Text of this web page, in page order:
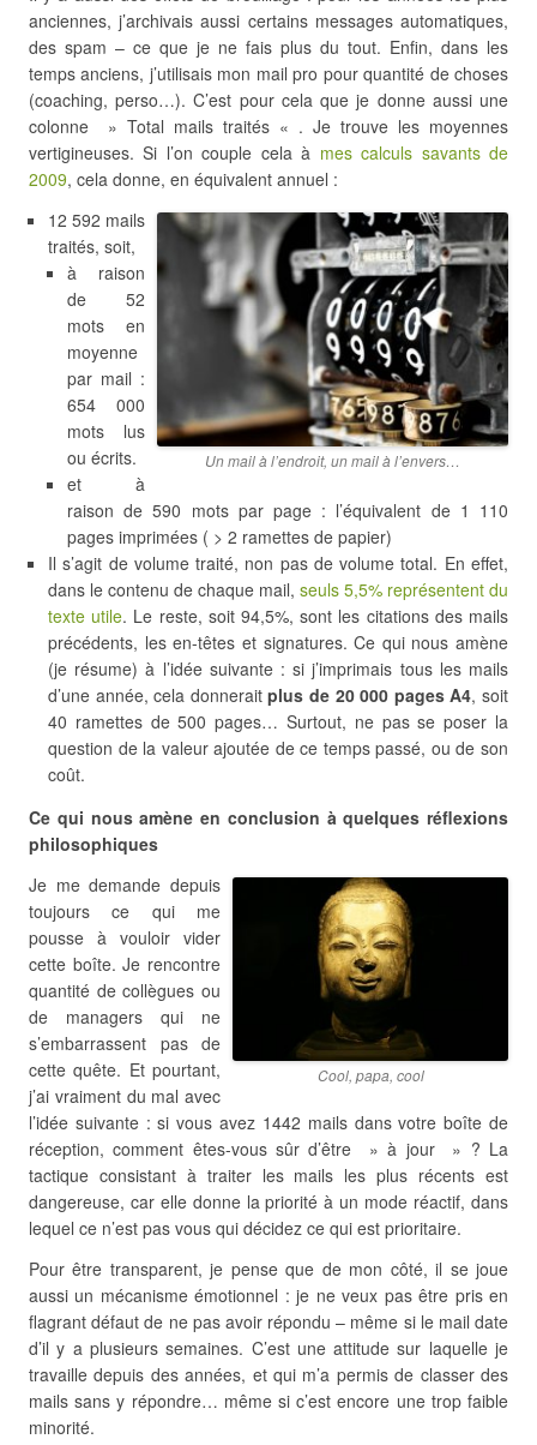
anciennes, j’archivais aussi certains messages automatiques,
des spam – ce que je ne fais plus du tout. Enfin, dans les
temps anciens, j’utilisais mon mail pro pour quantité de choses
(coaching, perso…). C’est pour cela que je donne aussi une
colonne » Total mails traités « . Je trouve les moyennes
vertigineuses. Si l’on couple cela à mes calculs savants de
2009, cela donne, en équivalent annuel :
Un mail à l’endroit, un mail à l’envers…
12 592 mails
traités, soit,
à raison
de 52
mots en
moyenne
par mail :
654 000
mots lus
ou écrits.
et à
raison de 590 mots par page : l’équivalent de 1 110
pages imprimées ( > 2 ramettes de papier)
Il s’agit de volume traité, non pas de volume total. En effet,
dans le contenu de chaque mail, seuls 5,5% représentent du
texte utile. Le reste, soit 94,5%, sont les citations des mails
précédents, les en-têtes et signatures. Ce qui nous amène
(je résume) à l’idée suivante : si j’imprimais tous les mails
d’une année, cela donneraitplus de 20 000 pages A4, soit
40 ramettes de 500 pages… Surtout, ne pas se poser la
question de la valeur ajoutée de ce temps passé, ou de son
coût.
Ce qui nous amène en conclusion à quelques réflexions
philosophiques
Cool, papa, cool
Je me demande depuis
toujours ce qui me
pousse à vouloir vider
cette boîte. Je rencontre
quantité de collègues ou
de managers qui ne
s’embarrassent pas de
cette quête. Et pourtant,
j’ai vraiment du mal avec
l’idée suivante : si vous avez 1442 mails dans votre boîte de
réception, comment êtes-vous sûr d’être » à jour » ? La
tactique consistant à traiter les mails les plus récents est
dangereuse, car elle donne la priorité à un mode réactif, dans
lequel ce n’est pas vous qui décidez ce qui est prioritaire.
Pour être transparent, je pense que de mon côté, il se joue
aussi un mécanisme émotionnel : je ne veux pas être pris en
flagrant défaut de ne pas avoir répondu – même si le mail date
d’il y a plusieurs semaines. C’est une attitude sur laquelle je
travaille depuis des années, et qui m’a permis de classer des
mails sans y répondre… même si c’est encore une trop faible
minorité.